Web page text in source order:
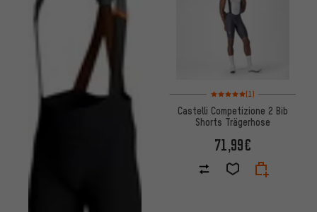
Bewertungen: 5 von 5
(1)
Castelli Competizione 2 Bib
Shorts Trägerhose
71,99€